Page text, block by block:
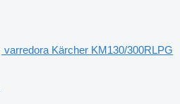
varredora Kärcher KM130/300RLPG